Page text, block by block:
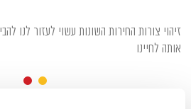
זיהוי צורות החירות השונות עשוי לעזור לנו
אותה לחיינו